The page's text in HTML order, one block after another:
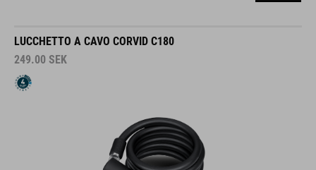
LUCCHETTO A CAVO CORVID C180
249.00 SEK